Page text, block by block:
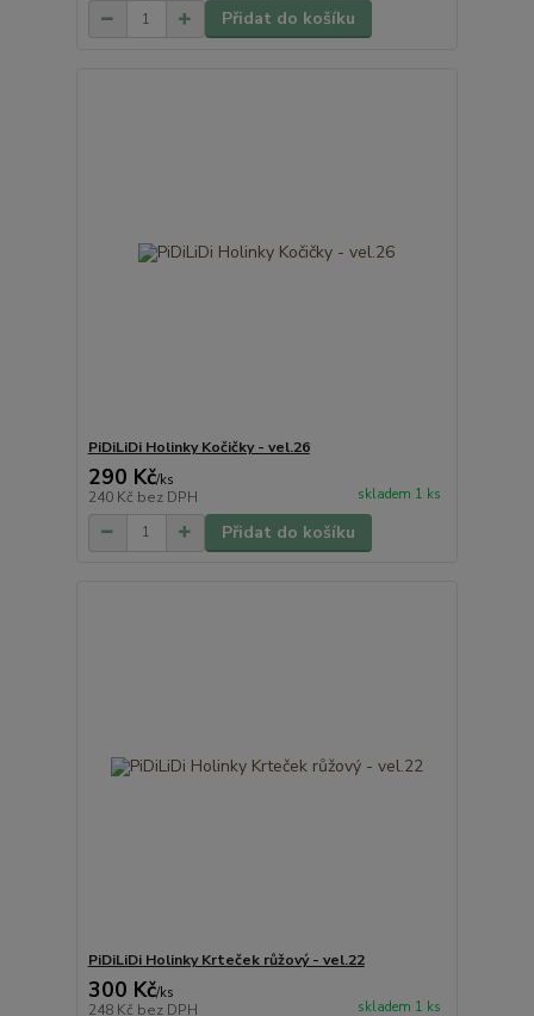
Přidat do košíku
PiDiLiDi Holinky Kočičky - vel.26
290 Kč/ks
240 Kč bez DPH skladem 1 ks
Přidat do košíku
PiDiLiDi Holinky Krteček růžový - vel.22
300 Kč/ks
248 Kč bez DPH skladem 1 ks